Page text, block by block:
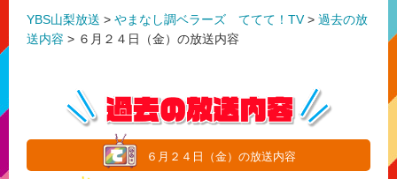
YBS山梨放送 > やまなし調ベラーズ ててて！TV> 過去の放
送内容 > ６月２４日（金）の放送内容
６月２４日（金）の放送内容